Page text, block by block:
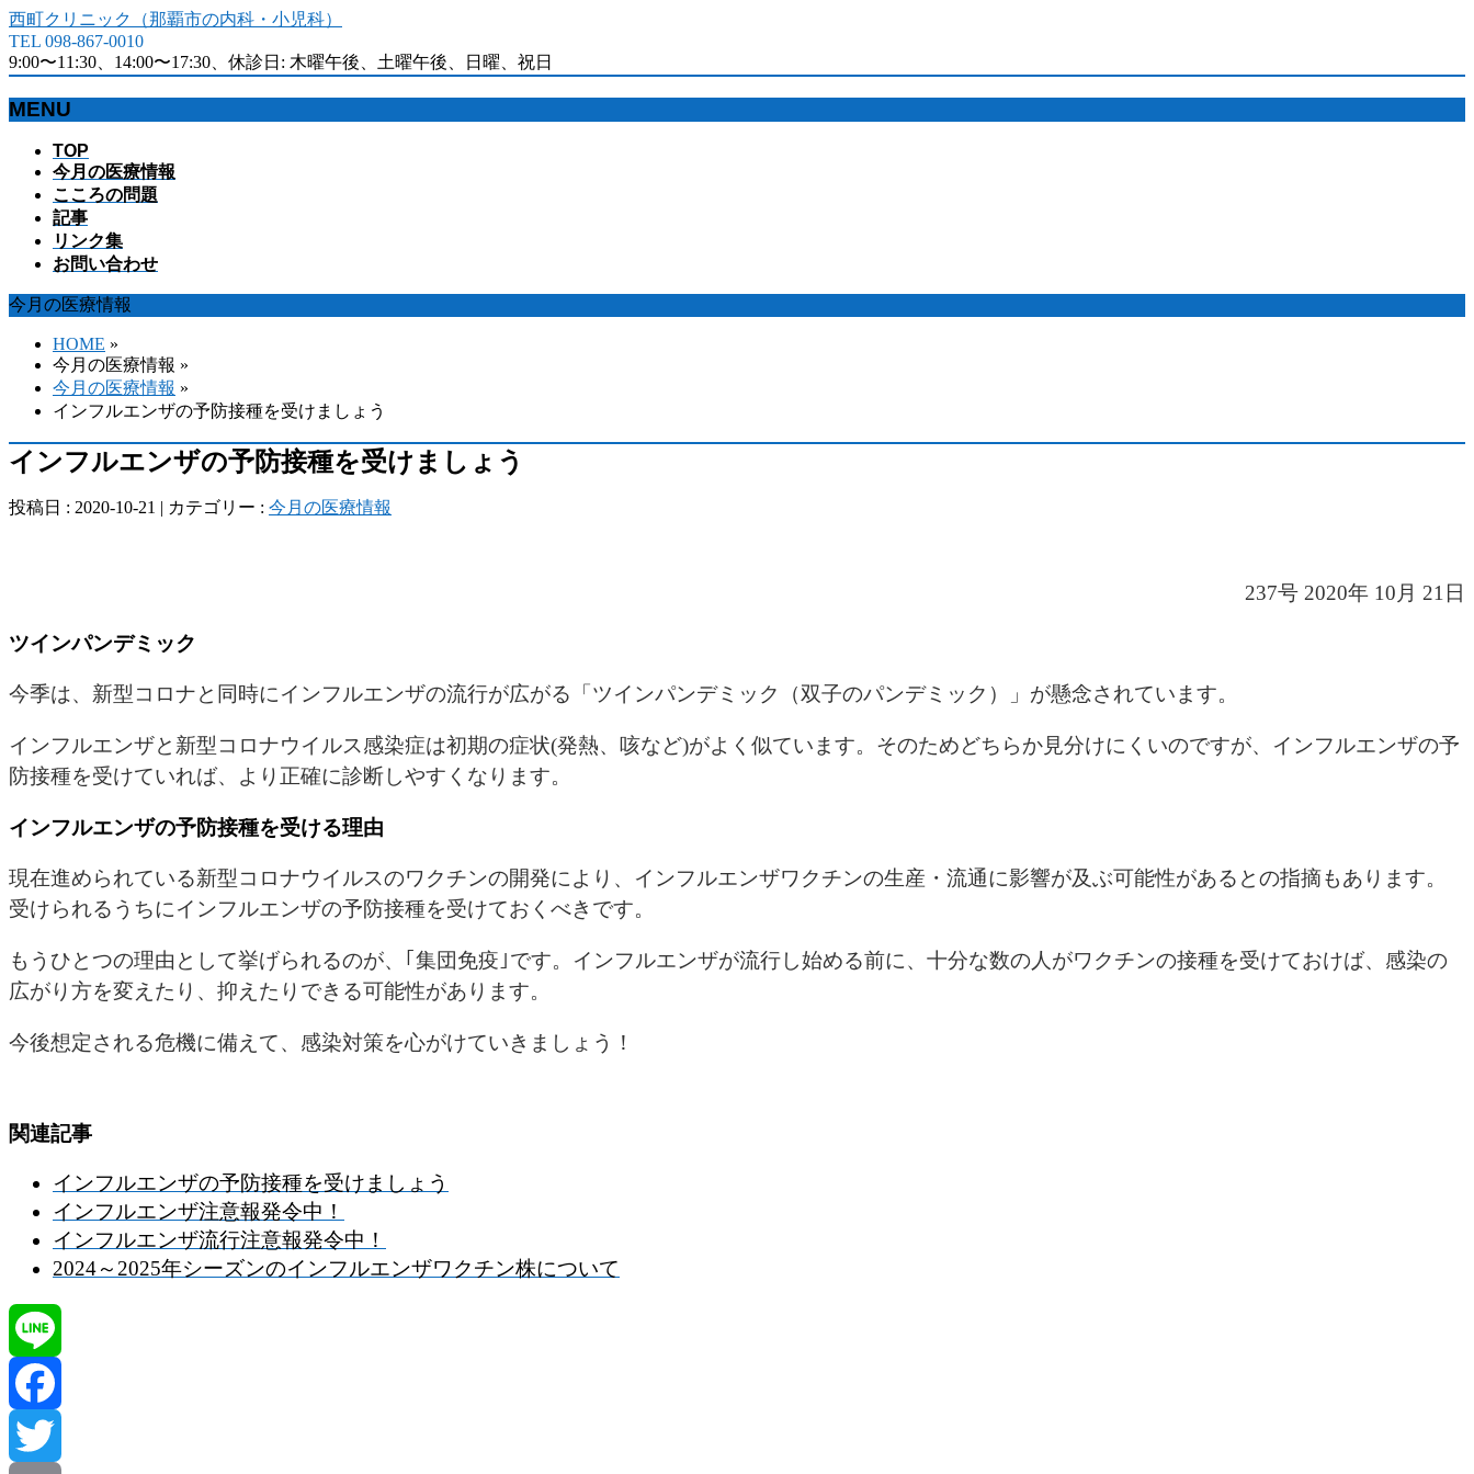
西町クリニック（那覇市の内科・小児科）
TEL 098-867-0010
9:00〜11:30、14:00〜17:30、休診日: 木曜午後、土曜午後、日曜、祝日
MENU
ば
す
TOP
今月の医療情報
こころの問題
記事
リンク集
お問い合わせ
今月の医療情報
HOME »
今月の医療情報 »
今月の医療情報 »
インフルエンザの予防接種を受けましょう
インフルエンザの予防接種を受けましょう
投稿日 : 2020-10-21 | カテゴリー : 今月の医療情報
237号 2020年 10月 21日
ツインパンデミック
今季は、新型コロナと同時にインフルエンザの流行が広がる「ツインパンデミック（双子のパンデミック）」が懸念されています。
インフルエンザと新型コロナウイルス感染症は初期の症状(発熱、咳など)がよく似ています。そのためどちらか見分けにくいのですが、インフルエンザの予
防接種を受けていれば、より正確に診断しやすくなります。
インフルエンザの予防接種を受ける理由
現在進められている新型コロナウイルスのワクチンの開発により、インフルエンザワクチンの生産・流通に影響が及ぶ可能性があるとの指摘もあります。
受けられるうちにインフルエンザの予防接種を受けておくべきです。
もうひとつの理由として挙げられるのが、｢集団免疫｣です。インフルエンザが流行し始める前に、十分な数の人がワクチンの接種を受けておけば、感染の
広がり方を変えたり、抑えたりできる可能性があります。
今後想定される危機に備えて、感染対策を心がけていきましょう！
関連記事
インフルエンザの予防接種を受けましょう
インフルエンザ注意報発令中！
インフルエンザ流行注意報発令中！
2024～2025年シーズンのインフルエンザワクチン株について
Line
Facebook